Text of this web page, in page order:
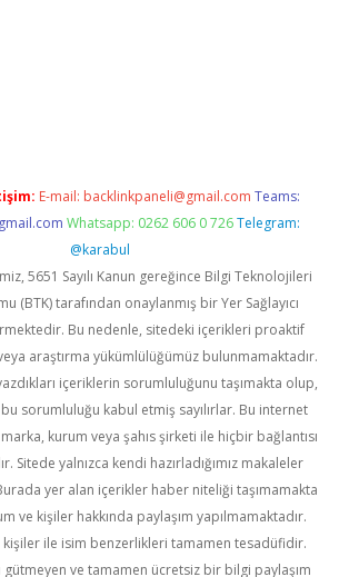
E-mail: backlinkpaneli@gmail.com Teams:
Whatsapp: 0262 606 0 726 Telegram:
@karabul
5651 Sayılı Kanun gereğince Bilgi Teknolojileri
(BTK) tarafından onaylanmış bir Yer Sağlayıcı
Bu nedenle, sitedeki içerikleri proaktif
araştırma yükümlülüğümüz bulunmamaktadır.
içeriklerin sorumluluğunu taşımakta olup,
sorumluluğu kabul etmiş sayılırlar. Bu internet
kurum veya şahıs şirketi ile hiçbir bağlantısı
Sitede yalnızca kendi hazırladığımız makaleler
yer alan içerikler haber niteliği taşımamakta
ve kişiler hakkında paylaşım yapılmamaktadır.
kişiler ile isim benzerlikleri tamamen tesadüfidir.
gütmeyen ve tamamen ücretsiz bir bilgi paylaşım